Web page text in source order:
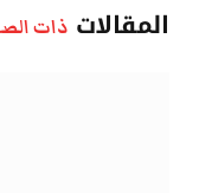
المقالات ذات